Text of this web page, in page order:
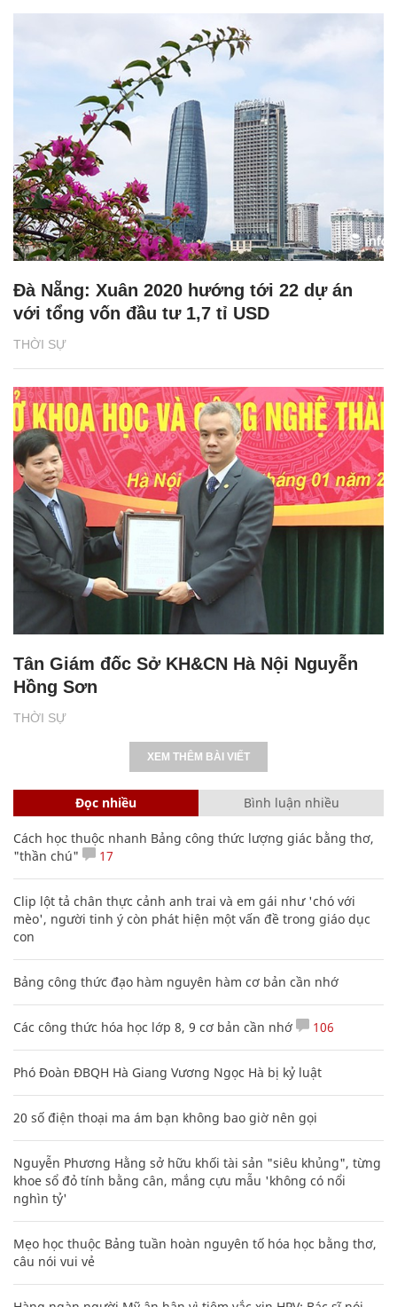
THỜI SỰ
Đà Nẵng: Xuân 2020 hướng tới 22 dự án
với tổng vốn đầu tư 1,7 tỉ USD
THỜI SỰ
Tân Giám đốc Sở KH&CN Hà Nội Nguyễn
Hồng Sơn
XEM THÊM BÀI VIẾT
Đọc nhiều Bình luận nhiều
Cách học thuộc nhanh Bảng công thức lượng giác bằng thơ,
"thần chú"
17
Clip lột tả chân thực cảnh anh trai và em gái như 'chó với
mèo', người tinh ý còn phát hiện một vấn đề trong giáo dục
con
Bảng công thức đạo hàm nguyên hàm cơ bản cần nhớ
Các công thức hóa học lớp 8, 9 cơ bản cần nhớ 106
Phó Đoàn ĐBQH Hà Giang Vương Ngọc Hà bị kỷ luật
20 số điện thoại ma ám bạn không bao giờ nên gọi
Nguyễn Phương Hằng sở hữu khối tài sản "siêu khủng", từng
khoe sổ đỏ tính bằng cân, mắng cựu mẫu 'không có nổi
nghìn tỷ'
Mẹo học thuộc Bảng tuần hoàn nguyên tố hóa học bằng thơ,
câu nói vui vẻ